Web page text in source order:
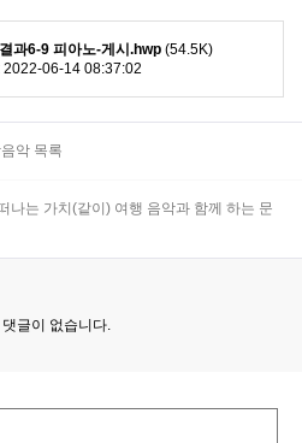
과6-9 피아노-게시.hwp (54.5K)
2022-06-14 08:37:02
악 목록
나는 가치(같이) 여행 음악과 함께 하는 문
글이 없습니다.